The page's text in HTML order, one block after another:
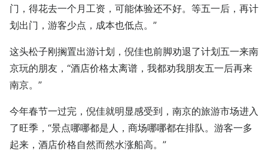
门，得花去一个月工资，可能体验还不好。等五一后，再计
划出门，游客少点，成本也低点。”
这头松子刚搁置出游计划，倪佳也前脚劝退了计划五一来南
京玩的朋友，“酒店价格太离谱，我都劝我朋友五一后再来
南京。”
今年春节一过完，倪佳就明显感受到，南京的旅游市场进入
了旺季，“景点哪哪都是人，商场哪哪都在排队。游客一多
起来，酒店价格自然而然水涨船高。”